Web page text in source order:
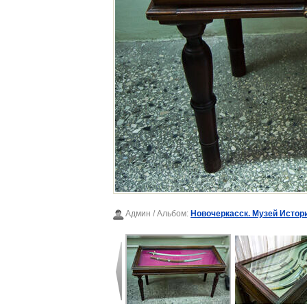
Админ / Альбом: Новочеркасск. Музей